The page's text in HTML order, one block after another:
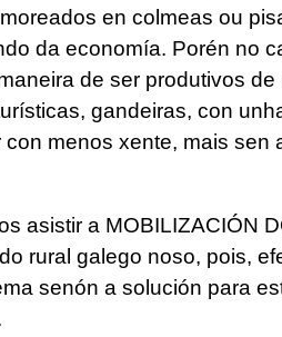
en colmeas ou
da economía. Porén no
de ser produtivos
gandeiras, con
menos xente, mais sen
asistir a MOBILIZACIÓN
rural galego noso, pois,
senón a solución para